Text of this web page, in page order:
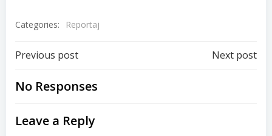
Categories: Reportaj
Post
navigation
Previous post Next post
No Responses
Leave a Reply